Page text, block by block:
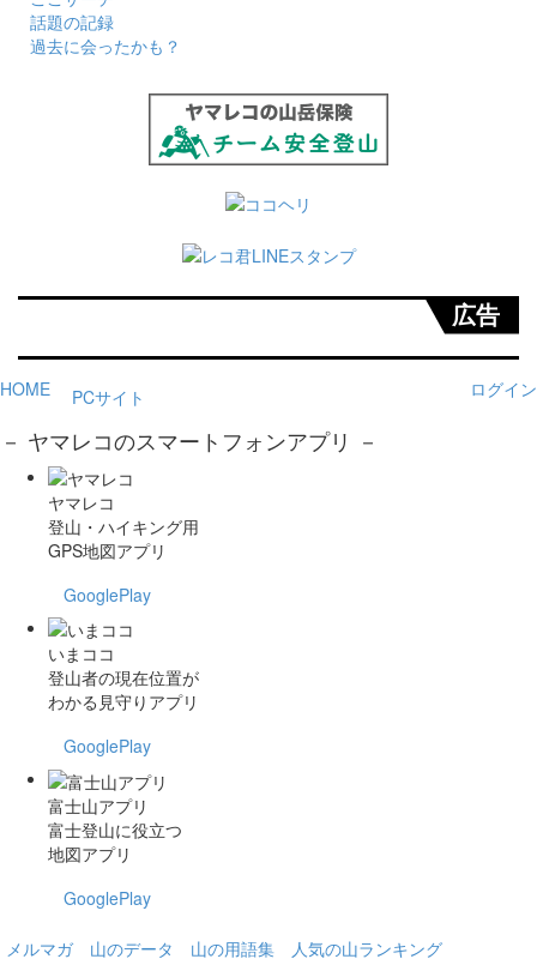
話題の記録
過去に会ったかも？
広告
HOME ログイン
PCサイト
－ ヤマレコのスマートフォンアプリ －
ヤマレコ
登山・ハイキング用
GPS地図アプリ
GooglePlay
いまココ
登山者の現在位置が
わかる見守りアプリ
GooglePlay
富士山アプリ
富士登山に役立つ
地図アプリ
GooglePlay
メルマガ 山のデータ 山の用語集 人気の山ランキング